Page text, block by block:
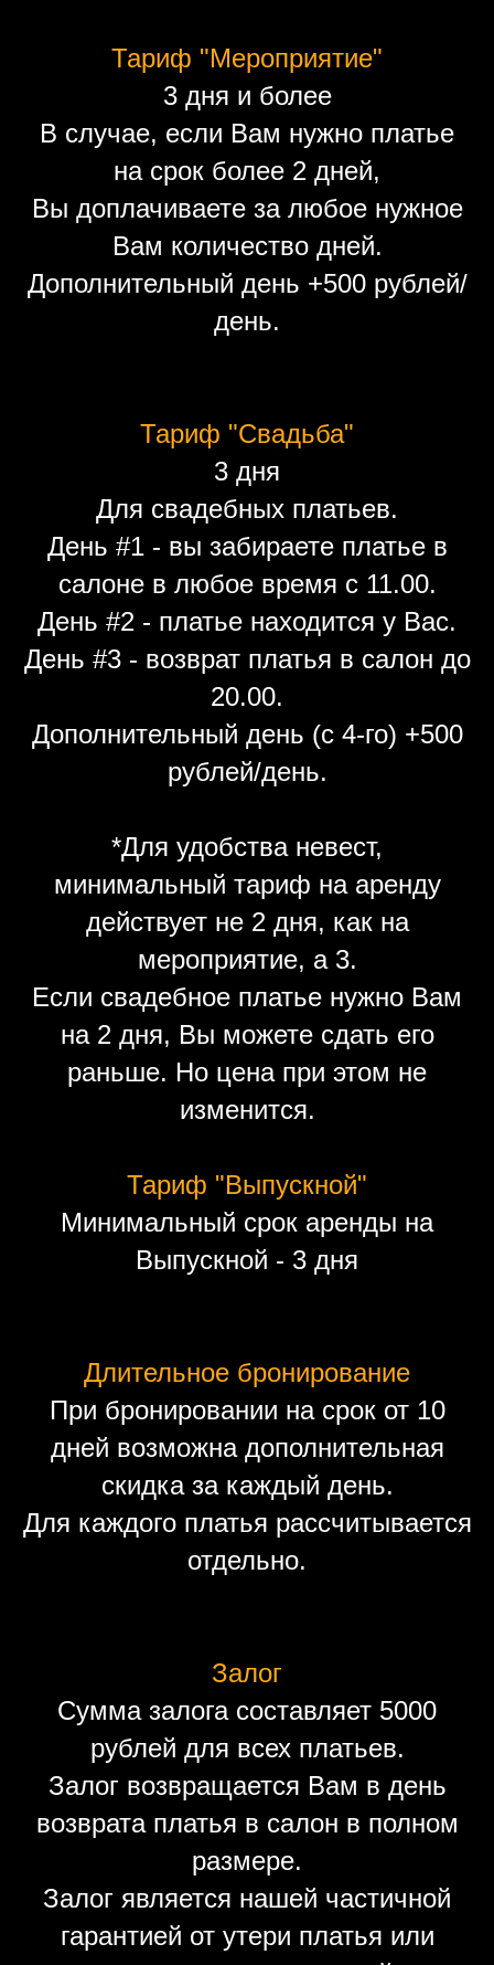
Тариф "Мероприятие"
3 дня и более
В случае, если Вам нужно платье
на срок более 2 дней,
Вы доплачиваете за любое нужное
Вам количество дней.
Дополнительный день +500 рублей/
день.
Тариф "Свадьба"
3 дня
Для свадебных платьев.
День #1 - вы забираете платье в
салоне в любое время с 11.00.
День #2 - платье находится у Вас.
День #3 - возврат платья в салон до
20.00.
Дополнительный день (с 4-го) +500
рублей/день.
*Для удобства невест,
минимальный тариф на аренду
действует не 2 дня, как на
мероприятие, а 3.
Если свадебное платье нужно Вам
на 2 дня, Вы можете сдать его
раньше. Но цена при этом не
изменится.
Тариф "Выпускной"
Минимальный срок аренды на
Выпускной - 3 дня
Длительное бронирование
При бронировании на срок от 10
дней возможна дополнительная
скидка за каждый день.
Для каждого платья рассчитывается
отдельно.
Залог
Сумма залога составляет 5000
рублей для всех платьев.
Залог возвращается Вам в день
возврата платья в салон в полном
размере.
Залог является нашей частичной
гарантией от утери платья или